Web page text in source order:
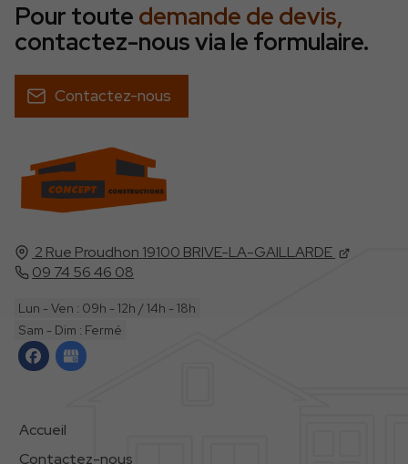
2 Rue Proudhon 19100 BRIVE-LA-GAILLARDE
09 74 56 46 08
Lun - Ven : 09h - 12h / 14h - 18h
Sam - Dim : Fermé
Accueil
Contactez-nous
Pour toute demande de devis,
contactez-nous via le formulaire.
Contactez-nous